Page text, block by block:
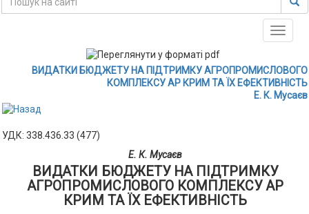
Toggle
ВИДАТКИ БЮДЖЕТУ НА ПІДТРИМКУ АГРОПРОМИСЛОВОГО
КОМПЛЕКСУ АР КРИМ ТА ЇХ ЕФЕКТИВНІСТЬ
Е. К. Мусаєв
УДК: 338.436.33 (477)
Е. К. Мусаєв
ВИДАТКИ БЮДЖЕТУ НА ПІДТРИМКУ
АГРОПРОМИСЛОВОГО КОМПЛЕКСУ АР
КРИМ ТА ЇХ ЕФЕКТИВНІСТЬ